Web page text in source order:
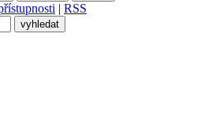
| RSS